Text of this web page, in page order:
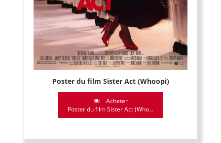
Poster du film Sister Act (Whoopi)
Acheter
Poster du film Sister Act (Who...